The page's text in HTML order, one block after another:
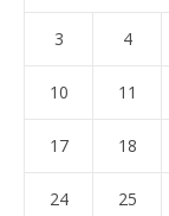
3 4
10 11
17 18
24 25